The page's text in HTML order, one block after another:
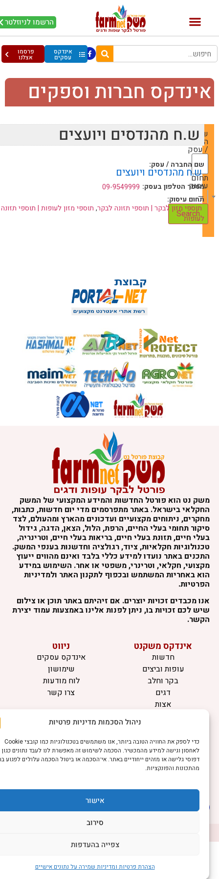
ניהול הסכמות מדיניות פרטיות
כדי לספק את החוויה הטובה ביותר, אנו משתמשים בטכנולוגיות כמו קובצי Cookie
לאחסון וגישה למידע מהמכשיר. הסכמה לשימוש זה מאפשרת לנו לעבד נתונים כגון
דפוסי גלישה או מזהים ייחודיים באתר. אי־הסכמה או ביטול הסכמה עלולים לפגוע בחלק
מהתכונות והפונקציות.
אישור
סירוב
צפייה בהעדפות
הצהרת פרטיות ומדיניות שמירה על נתונים אישיים
הרשמו לניוזלטר
אינדקס
עסקים
פרסמו
אצלנו
חברות וספקים
שם
החברה
/ עסק
תחום
עיסוק
— Choose One —
ש.ח מהנדסים ויועצים
שם החברה / עסק:
ש.ח מהנדסים ויועצים
מספר הטלפון בעסק: 09-9549999
תחום עיסוק:
תוספי מזון לבקר | תוספי תזונה לבקר,תוספי מזון לעופות | תוספי תזונה
לעופות
נט הוא פורטל החדשות והמידע המקצועי של המשק
בישראל. באתר מתפרסמים מדי יום חדשות, כתבות,
ניתוחים מקצועיים ועדכונים מהארץ ומהעולם, לצד
תחומי בעלי החיים, הרפת, הלול, הצאן, הדגה, גידול
חיים, תזונת בעלי חיים, בריאות בעלי חיים, וטרינריה,
חקלאיות, ציוד, רגולציה וחדשנות בענפי המשק.
באתר נועדו למידע כללי בלבד ואינם מהווים ייעוץ
חקלאי, וטרינרי, משפטי או אחר. השימוש במידע
באחריות המשתמש ובכפוף לתקנון האתר ולמדיניות
מכבדים זכויות יוצרים. אם זיהיתם באתר תוכן או צילום
לכם זכויות בו, ניתן לפנות אלינו באמצעות עמוד יצירת
אינדקס משקנט
חדשות
עופות וביצים
בקר וחלב
דגים
אצות
ניווט
אינדקס עסקים
שימושון
לוח מודעות
צרו קשר
מידע
תקנון
הרשמה לניוזלטר